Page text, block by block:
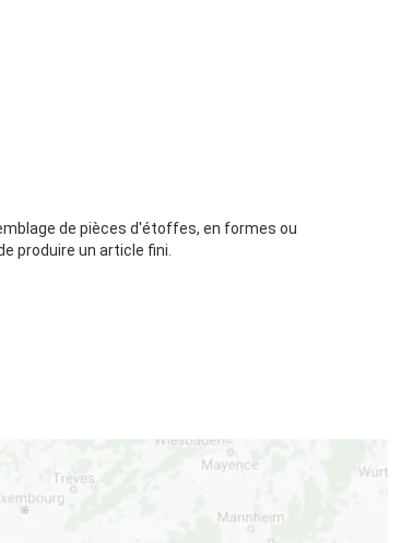
de pièces d'étoffes, en formes ou
produire un article fini.